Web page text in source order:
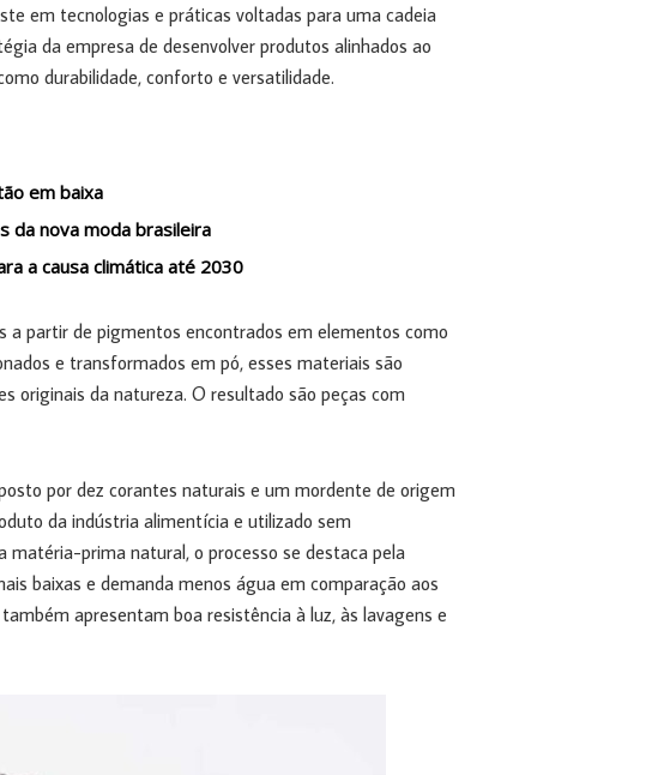
em tecnologias e práticas voltadas para uma cadeia
da empresa de desenvolver produtos alinhados ao
durabilidade, conforto e versatilidade.
em baixa
da nova moda brasileira
a causa climática até 2030
partir de pigmentos encontrados em elementos como
e transformados em pó, esses materiais são
originais da natureza. O resultado são peças com
por dez corantes naturais e um mordente de origem
da indústria alimentícia e utilizado sem
prima natural, o processo se destaca pela
baixas e demanda menos água em comparação aos
apresentam boa resistência à luz, às lavagens e